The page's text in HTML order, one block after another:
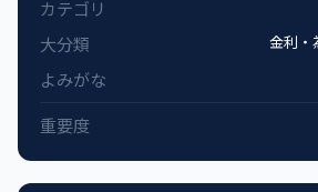
カテゴリ
大分類
金利・
よみがな
重要度